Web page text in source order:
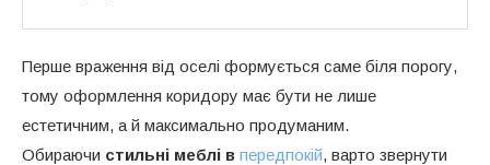
Перше враження від оселі формується саме біля порогу,
тому оформлення коридору має бути не лише
естетичним, а й максимально продуманим.
Обираючи стильні меблі в передпокій, варто звернути